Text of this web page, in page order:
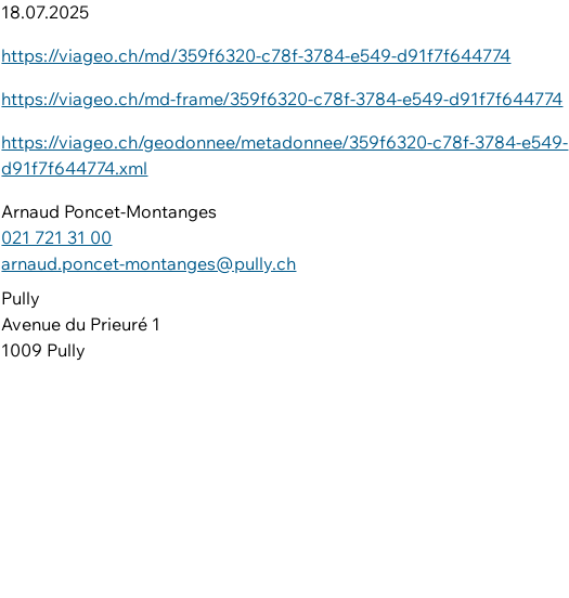
18.07.2025
https://viageo.ch/md/359f6320-c78f-3784-e549-d91f7f644774
https://viageo.ch/md-frame/359f6320-c78f-3784-e549-d91f7f644774
https://viageo.ch/geodonnee/metadonnee/359f6320-c78f-3784-e549-
d91f7f644774.xml
Arnaud Poncet-Montanges
021 721 31 00
arnaud.poncet-montanges@pully.ch
Pully
Avenue du Prieuré 1
1009 Pully